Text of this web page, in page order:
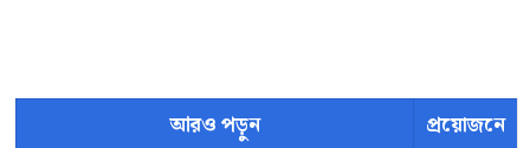
আরও পড়ুন
প্রয়োজনে